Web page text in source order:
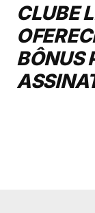
CLUBE
BÔNUS